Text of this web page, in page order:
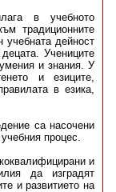
в учебното
традиционните
учебната дейност
Учениците
и знания. У
и езиците,
в езика,
са насочени
процес.
и
да изградят
и развитието на